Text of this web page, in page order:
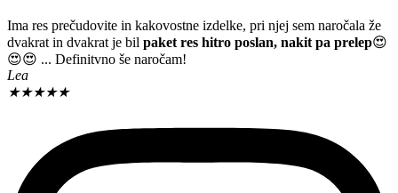
Ima res prečudovite in kakovostne izdelke, pri njej sem naročala že
dvakrat in dvakrat je bil paket res hitro poslan, nakit pa prelep😍
😍😍 ... Definitvno še naročam!
Lea
★★★★★